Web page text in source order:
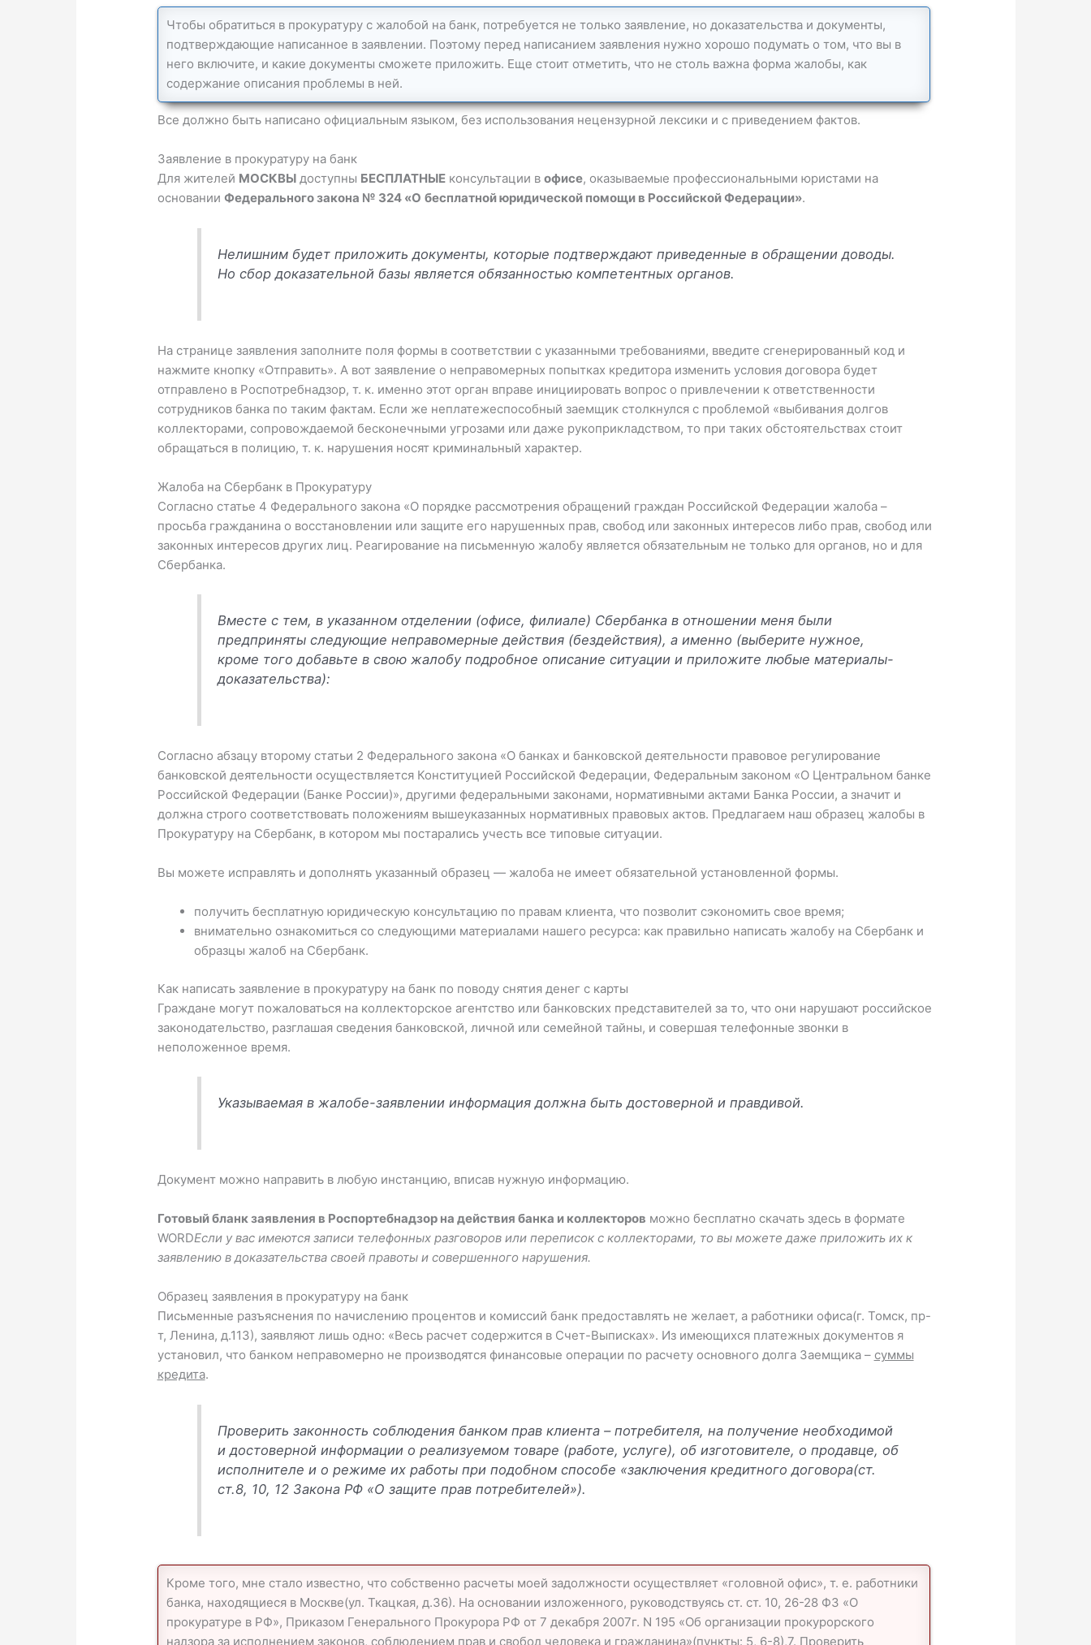
Чтобы обратиться в прокуратуру с жалобой на банк, потребуется не только заявление, но доказательства и документы,
подтверждающие написанное в заявлении. Поэтому перед написанием заявления нужно хорошо подумать о том, что вы в
него включите, и какие документы сможете приложить. Еще стоит отметить, что не столь важна форма жалобы, как
содержание описания проблемы в ней.
Все должно быть написано официальным языком, без использования нецензурной лексики и с приведением фактов.
Заявление в прокуратуру на банк
Для жителей МОСКВЫдоступны БЕСПЛАТНЫЕконсультации в офисе, оказываемые профессиональными юристами на
основании Федерального закона № 324 «О бесплатной юридической помощи в Российской Федерации».
Нелишним будет приложить документы, которые подтверждают приведенные в обращении доводы.
Но сбор доказательной базы является обязанностью компетентных органов.
На странице заявления заполните поля формы в соответствии с указанными требованиями, введите сгенерированный код и
нажмите кнопку «Отправить». А вот заявление о неправомерных попытках кредитора изменить условия договора будет
отправлено в Роспотребнадзор, т. к. именно этот орган вправе инициировать вопрос о привлечении к ответственности
сотрудников банка по таким фактам. Если же неплатежеспособный заемщик столкнулся с проблемой «выбивания долгов
коллекторами, сопровождаемой бесконечными угрозами или даже рукоприкладством, то при таких обстоятельствах стоит
обращаться в полицию, т. к. нарушения носят криминальный характер.
Жалоба на Сбербанк в Прокуратуру
Согласно статье 4 Федерального закона «О порядке рассмотрения обращений граждан Российской Федерации жалоба –
просьба гражданина о восстановлении или защите его нарушенных прав, свобод или законных интересов либо прав, свобод или
законных интересов других лиц. Реагирование на письменную жалобу является обязательным не только для органов, но и для
Сбербанка.
Вместе с тем, в указанном отделении (офисе, филиале) Сбербанка в отношении меня были
предприняты следующие неправомерные действия (бездействия), а именно (выберите нужное,
кроме того добавьте в свою жалобу подробное описание ситуации и приложите любые материалы-
доказательства):
Согласно абзацу второму статьи 2 Федерального закона «О банках и банковской деятельности правовое регулирование
банковской деятельности осуществляется Конституцией Российской Федерации, Федеральным законом «О Центральном банке
Российской Федерации (Банке России)», другими федеральными законами, нормативными актами Банка России, а значит и
должна строго соответствовать положениям вышеуказанных нормативных правовых актов. Предлагаем наш образец жалобы в
Прокуратуру на Сбербанк, в котором мы постарались учесть все типовые ситуации.
Вы можете исправлять и дополнять указанный образец — жалоба не имеет обязательной установленной формы.
получить бесплатную юридическую консультацию по правам клиента, что позволит сэкономить свое время;
внимательно ознакомиться со следующими материалами нашего ресурса: как правильно написать жалобу на Сбербанк и
образцы жалоб на Сбербанк.
Как написать заявление в прокуратуру на банк по поводу снятия денег с карты
Граждане могут пожаловаться на коллекторское агентство или банковских представителей за то, что они нарушают российское
законодательство, разглашая сведения банковской, личной или семейной тайны, и совершая телефонные звонки в
неположенное время.
Указываемая в жалобе-заявлении информация должна быть достоверной и правдивой.
Документ можно направить в любую инстанцию, вписав нужную информацию.
Готовый бланк заявления в Роспортебнадзор на действия банка и коллекторов можно бесплатно скачать здесь в формате
WORDЕсли у вас имеются записи телефонных разговоров или переписок с коллекторами, то вы можете даже приложить их к
заявлению в доказательства своей правоты и совершенного нарушения.
Образец заявления в прокуратуру на банк
Письменные разъяснения по начислению процентов и комиссий банк предоставлять не желает, а работники офиса(г. Томск, пр-
т, Ленина, д.113), заявляют лишь одно: «Весь расчет содержится в Счет-Выписках». Из имеющихся платежных документов я
установил, что банком неправомерно не производятся финансовые операции по расчету основного долга Заемщика – суммы
кредита.
Проверить законность соблюдения банком прав клиента – потребителя, на получение необходимой
и достоверной информации о реализуемом товаре (работе, услуге), об изготовителе, о продавце, об
исполнителе и о режиме их работы при подобном способе «заключения кредитного договора(ст.
ст.8, 10, 12 Закона РФ «О защите прав потребителей»).
Кроме того, мне стало известно, что собственно расчеты моей задолжности осуществляет «головной офис», т. е. работники
банка, находящиеся в Москве(ул. Ткацкая, д.36). На основании изложенного, руководствуясь ст. ст. 10, 26-28 ФЗ «О
прокуратуре в РФ», Приказом Генерального Прокурора РФ от 7 декабря 2007г. N 195 «Об организации прокурорского
надзора за исполнением законов, соблюдением прав и свобод человека и гражданина»(пункты: 5, 6-8),7. Проверить